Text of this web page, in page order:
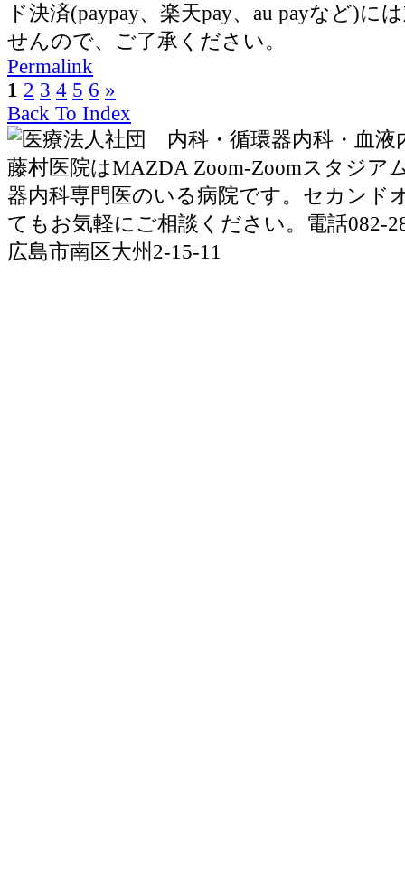
ド決済(paypay、楽天pay、au payなど)に
せんので、ご了承ください。
Permalink
1 2 3 4 5 6 »
Back To Index